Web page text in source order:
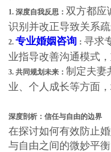
1. 深度自我反思： 双方都应
识别并改正导致关系疏
2. 专业婚姻咨询 ： 寻求
业指导改善沟通模式，
3. 共同规划未来： 制定夫妻
业、个人成长等方面
深度剖析：信任与自由的边界
在探讨如何有效防止
与自由之间的微妙平